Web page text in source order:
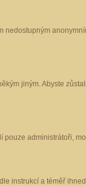
jiným. Abyste
pouze administrátoři,
instrukcí a téměř